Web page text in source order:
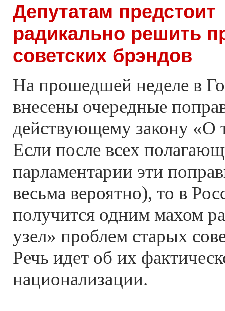
Депутатам предстоит
радикально решить
советских брэндов
На прошедшей неделе в
внесены очередные
действующему закону «О
Если после всех
парламентарии эти
весьма вероятно), то в
получится одним махом
узел» проблем старых
Речь идет об их
национализации.